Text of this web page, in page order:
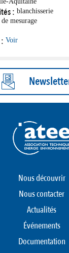
: blanchisserie
mesurage
Voir
Nous découvrir
Nous contacter
Actualités
Événements
Documentation